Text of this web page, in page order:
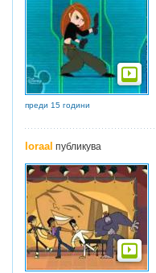
преди 15 години
loraal публикува